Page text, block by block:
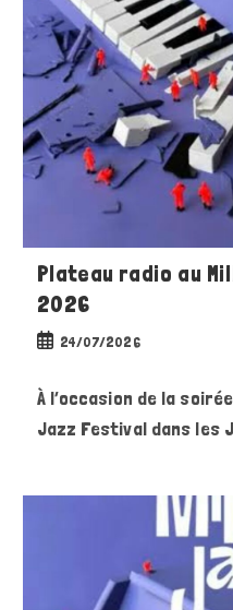
Plateau radio au
2026
Publication
24/07/2026
À l’occasion de la
Jazz Festival dans les